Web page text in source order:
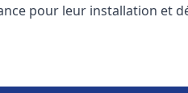
pour leur installation et